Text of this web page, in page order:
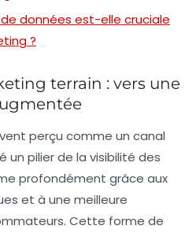
de données est-elle cruciale
?
terrain : vers une
perçu comme un canal
un pilier de la visibilité des
profondément grâce aux
et à une meilleure
Cette forme de